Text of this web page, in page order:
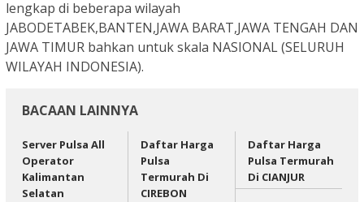
lengkap di beberapa wilayah
JABODETABEK,BANTEN,JAWA BARAT,JAWA TENGAH DAN
JAWA TIMUR bahkan untuk skala NASIONAL (SELURUH
WILAYAH INDONESIA).
BACAAN LAINNYA
Server Pulsa All
Operator
Kalimantan
Selatan
Daftar Harga
Pulsa
Termurah Di
CIREBON
Daftar Harga
Pulsa Termurah
Di CIANJUR